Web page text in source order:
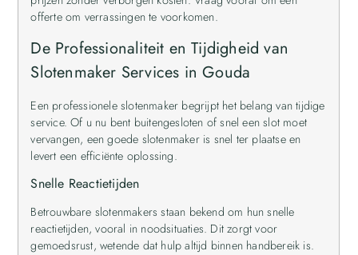
offerte om verrassingen te voorkomen.
De Professionaliteit en Tijdigheid van
Slotenmaker Services in Gouda
Een professionele slotenmaker begrijpt het belang van tijdige
service. Of u nu bent buitengesloten of snel een slot moet
vervangen, een goede slotenmaker is snel ter plaatse en
levert een efficiënte oplossing.
Snelle Reactietijden
Betrouwbare slotenmakers staan bekend om hun snelle
reactietijden, vooral in noodsituaties. Dit zorgt voor
gemoedsrust, wetende dat hulp altijd binnen handbereik is.